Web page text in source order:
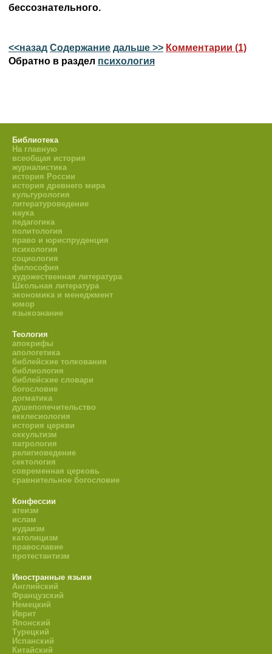
бессознательного.
<<назад Содержание дальше >> Комментарии (1)
Обратно в раздел психология
Библиотека
На главную
всеобщая история
журналистика
история России
история древнего мира
культурология
литературоведение
наука
педагогика
политология
право и юриспруденция
психология
социология
философия
художественная литература
Школьная литература
экономика и менеджмент
юмор
языкознание
Теология
апокрифы
апологетика
библейские толкования
библиология
библейские словари
богословие
догматика
душепопечительство
екклесиология
история церкви
оккультизм
патрология
религиоведение
сектология
современная церковь
сравнительное богословие
Конфессии
атеизм
ислам
иудаизм
католицизм
православие
протестантизм
Иностранные языки
Английский
Французский
Немецкий
Иврит
Японский
Турецкий
Испанский
Китайский